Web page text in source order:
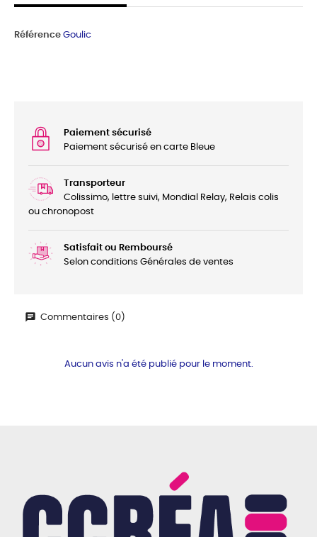
Référence Goulic
Paiement sécurisé
Paiement sécurisé en carte Bleue
Transporteur
Colissimo, lettre suivi, Mondial Relay, Relais colis
ou chronopost
Satisfait ou Remboursé
Selon conditions Générales de ventes
Commentaires (0)
Aucun avis n'a été publié pour le moment.